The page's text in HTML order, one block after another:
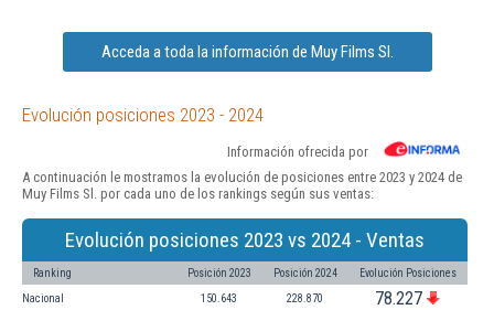
Acceda a toda la información de Muy Films Sl.
Evolución posiciones 2023 - 2024
Información ofrecida por
A continuación le mostramos la evolución de posiciones entre 2023 y 2024 de
Muy Films Sl. por cada uno de los rankings según sus ventas:
Evolución posiciones 2023 vs 2024 - Ventas
Ranking Posición 2023 Posición 2024 Evolución Posiciones
Nacional 150.643 228.870 78.227